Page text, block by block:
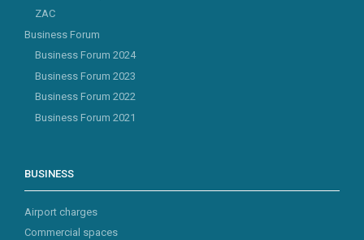
ZAC
Business Forum
Business Forum 2024
Business Forum 2023
Business Forum 2022
Business Forum 2021
BUSINESS
Airport charges
Commercial spaces